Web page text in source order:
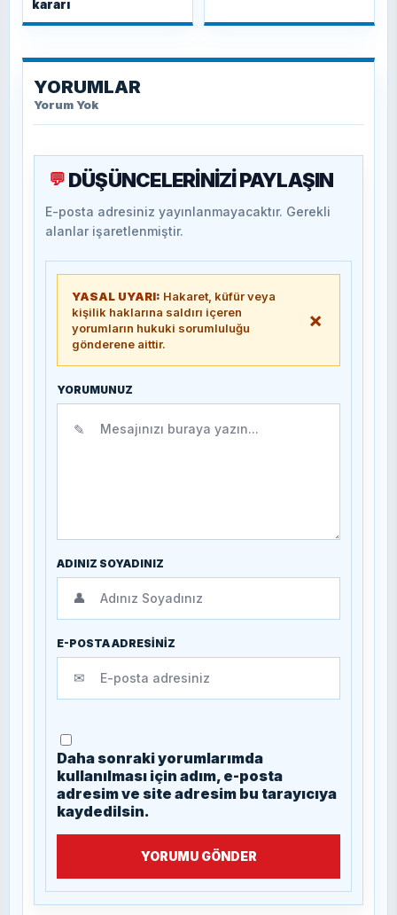
kararı
YORUMLAR
Yorum Yok
💬 DÜŞÜNCELERİNİZİ PAYLAŞIN
E-posta adresiniz yayınlanmayacaktır. Gerekli
alanlar işaretlenmiştir.
YASAL UYARI: Hakaret, küfür veya
kişilik haklarına saldırı içeren
yorumların hukuki sorumluluğu
gönderene aittir.
×
YORUMUNUZ
✎
ADINIZ SOYADINIZ
👤
E-POSTA ADRESİNİZ
✉
Daha sonraki yorumlarımda
kullanılması için adım, e-posta
adresim ve site adresim bu tarayıcıya
kaydedilsin.
YORUMU GÖNDER